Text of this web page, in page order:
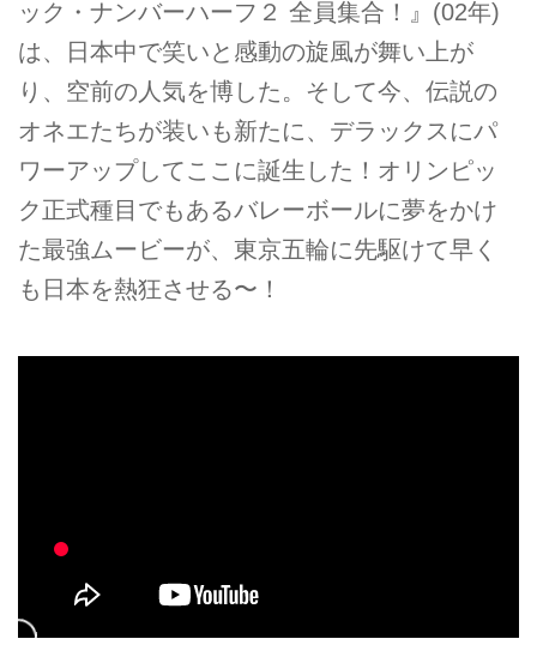
ック・ナンバーハーフ２ 全員集合！』(02年)
は、日本中で笑いと感動の旋風が舞い上が
り、空前の人気を博した。そして今、伝説の
オネエたちが装いも新たに、デラックスにパ
ワーアップしてここに誕生した！オリンピッ
ク正式種目でもあるバレーボールに夢をかけ
た最強ムービーが、東京五輪に先駆けて早く
も日本を熱狂させる〜！